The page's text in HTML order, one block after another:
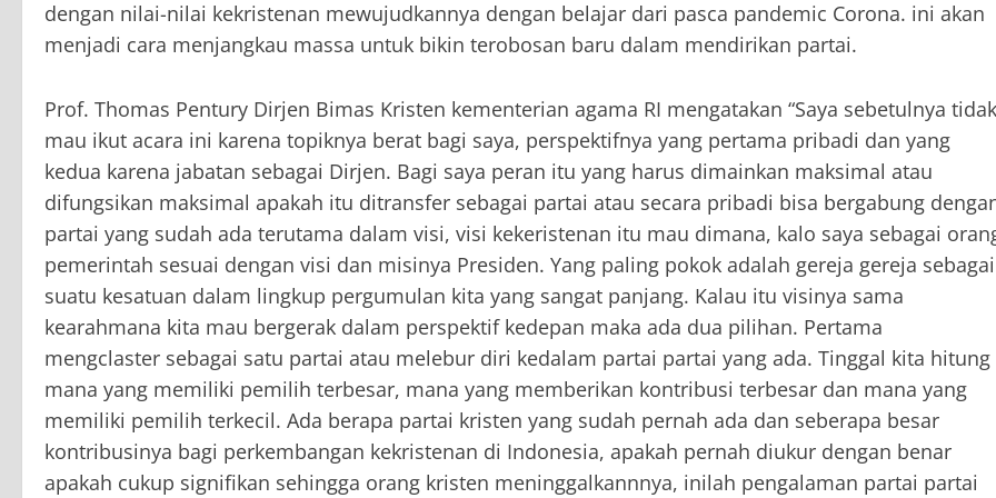
dengan nilai-nilai kekristenan mewujudkannya dengan belajar dari pasca pandemic Corona. ini akan
menjadi cara menjangkau massa untuk bikin terobosan baru dalam mendirikan partai.
Prof. Thomas Pentury Dirjen Bimas Kristen kementerian agama RI mengatakan “Saya sebetulnya tidak
mau ikut acara ini karena topiknya berat bagi saya, perspektifnya yang pertama pribadi dan yang
kedua karena jabatan sebagai Dirjen. Bagi saya peran itu yang harus dimainkan maksimal atau
difungsikan maksimal apakah itu ditransfer sebagai partai atau secara pribadi bisa bergabung
partai yang sudah ada terutama dalam visi, visi kekeristenan itu mau dimana, kalo saya sebagai
pemerintah sesuai dengan visi dan misinya Presiden. Yang paling pokok adalah gereja gereja sebagai
suatu kesatuan dalam lingkup pergumulan kita yang sangat panjang. Kalau itu visinya sama
kearahmana kita mau bergerak dalam perspektif kedepan maka ada dua pilihan. Pertama
mengclaster sebagai satu partai atau melebur diri kedalam partai partai yang ada. Tinggal kita hitung
mana yang memiliki pemilih terbesar, mana yang memberikan kontribusi terbesar dan mana yang
memiliki pemilih terkecil. Ada berapa partai kristen yang sudah pernah ada dan seberapa besar
kontribusinya bagi perkembangan kekristenan di Indonesia, apakah pernah diukur dengan benar
apakah cukup signifikan sehingga orang kristen meninggalkannnya, inilah pengalaman partai partai